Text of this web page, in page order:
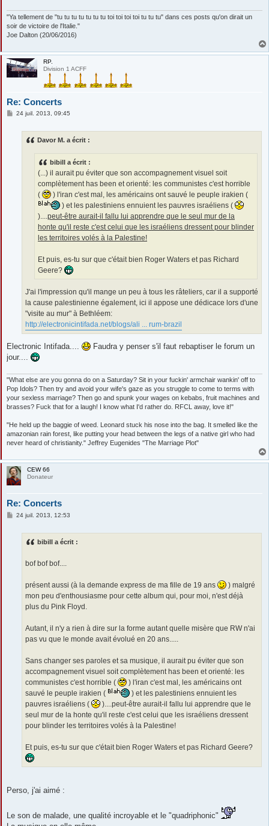
"Ya tellement de "tu tu tu tu tu tu tu toi toi toi toi tu tu tu" dans ces posts qu'on dirait un
soir de victoire de l'Italie."
Joe Dalton (20/06/2016)
RP.
Division 1 ACFF
Re: Concerts
M24 juil. 2013, 09:45
Davor M. a écrit :
bibill a écrit :
(...) il aurait pu éviter que son accompagnement visuel soit
complètement has been et orienté: les communistes c'est horrible
(
) l'iran c'est mal, les américains ont sauvé le peuple irakien (
) et les palestiniens ennuient les pauvres israéliens (
).... peut-être aurait-il fallu lui apprendre que le seul mur de la
honte qu'il reste c'est celui que les israéliens dressent pour blinder
les territoires volés à la Palestine!
Et puis, es-tu sur que c'était bien Roger Waters et pas Richard
Geere?
J'ai l'impression qu'il mange un peu à tous les râteliers, car il a supporté
la cause palestinienne également, ici il appose une dédicace lors d'une
"visite au mur" à Bethléem:
http://electronicintifada.net/blogs/ali ... rum-brazil
Electronic Intifada....
Faudra y penser s'il faut rebaptiser le forum un
jour....
"What else are you gonna do on a Saturday? Sit in your fuckin' armchair wankin' off to
Pop Idols? Then try and avoid your wife's gaze as you struggle to come to terms with
your sexless marriage? Then go and spunk your wages on kebabs, fruit machines and
brasses? Fuck that for a laugh! I know what I'd rather do. RFCL away, love it!"
"He held up the baggie of weed. Leonard stuck his nose into the bag. It smelled like the
amazonian rain forest, like putting your head between the legs of a native girl who had
never heard of christianity." Jeffrey Eugenides "The Marriage Plot"
CEW 66
Donateur
Re: Concerts
M24 juil. 2013, 12:53
bibill a écrit :
bof bof bof....
présent aussi (à la demande express de ma fille de 19 ans
) malgré
mon peu d'enthousiasme pour cette album qui, pour moi, n'est déjà
plus du Pink Floyd.
Autant, il n'y a rien à dire sur la forme autant quelle misère que RW n'ai
pas vu que le monde avait évolué en 20 ans.....
Sans changer ses paroles et sa musique, il aurait pu éviter que son
accompagnement visuel soit complètement has been et orienté: les
communistes c'est horrible (
) l'iran c'est mal, les américains ont
sauvé le peuple irakien (
) et les palestiniens ennuient les
pauvres israéliens (
)....peut-être aurait-il fallu lui apprendre que le
seul mur de la honte qu'il reste c'est celui que les israéliens dressent
pour blinder les territoires volés à la Palestine!
Et puis, es-tu sur que c'était bien Roger Waters et pas Richard Geere?
Perso, j'ai aimé :
Le son de malade, une qualité incroyable et le "quadriphonic"